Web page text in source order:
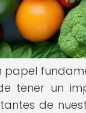
papel
tener un
de